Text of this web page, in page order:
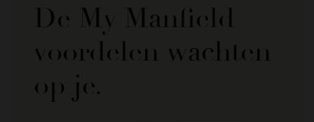
De My Manfield
voordelen wachten
op je.